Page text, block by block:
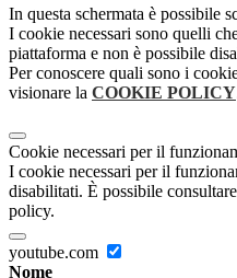
In questa schermata è possibile
I cookie necessari sono quelli
piattaforma e non è possibile
Per conoscere quali sono i
visionare la COOKIE POLICY
Cookie necessari per il
I cookie necessari per il
disabilitati. È possibile
policy.
youtube.com
Nome